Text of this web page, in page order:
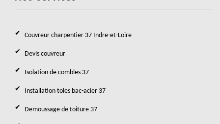
Couvreur charpentier 37 Indre-et-Loire
Devis couvreur
Isolation de combles 37
Installation toles bac-acier 37
Demoussage de toiture 37